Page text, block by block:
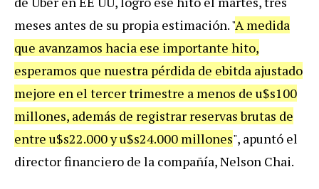
meses antes de su propia estimación. "A medida
que avanzamos hacia ese importante hito,
esperamos que nuestra pérdida de ebitda ajustado
mejore en el tercer trimestre a menos de u$s100
millones, además de registrar reservas brutas de
entre u$s22.000 y u$s24.000 millones", apuntó el
director financiero de la compañía, Nelson Chai.